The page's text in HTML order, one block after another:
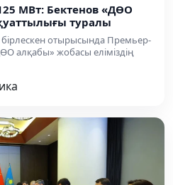
МВт: Бектенов «ДӨО
туралы
отырысында Премьер-
алқабы» жобасы еліміздің